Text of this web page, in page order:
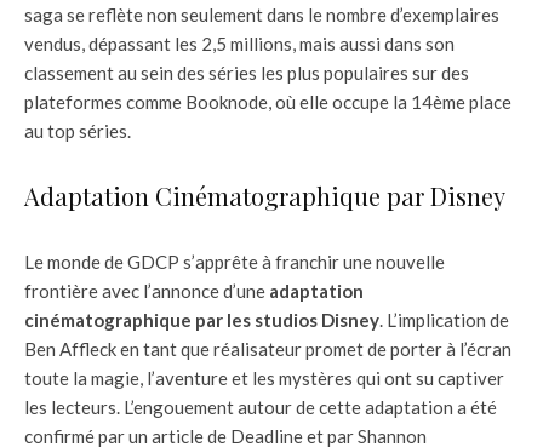
saga se reflète non seulement dans le nombre d’exemplaires
vendus, dépassant les 2,5 millions, mais aussi dans son
classement au sein des séries les plus populaires sur des
plateformes comme Booknode, où elle occupe la 14ème place
au top séries.
Adaptation Cinématographique par Disney
Le monde de GDCP s’apprête à franchir une nouvelle
frontière avec l’annonce d’une adaptation
cinématographique par les studios Disney. L’implication de
Ben Affleck en tant que réalisateur promet de porter à l’écran
toute la magie, l’aventure et les mystères qui ont su captiver
les lecteurs. L’engouement autour de cette adaptation a été
confirmé par un article de Deadline et par Shannon